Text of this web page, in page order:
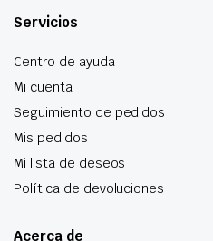
Servicios
Centro de ayuda
Mi cuenta
Seguimiento de pedidos
Mis pedidos
Mi lista de deseos
Política de devoluciones
Acerca de